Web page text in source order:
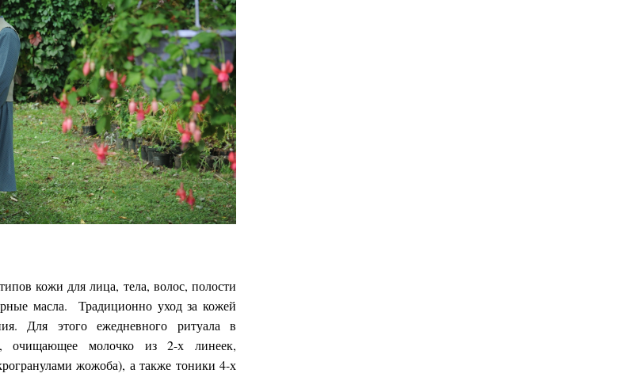
кожи для лица, тела, волос, полости
масла. Традиционно уход за кожей
Для этого ежедневного ритуала в
очищающее молочко из 2-х линеек,
жожоба), а также тоники 4-х